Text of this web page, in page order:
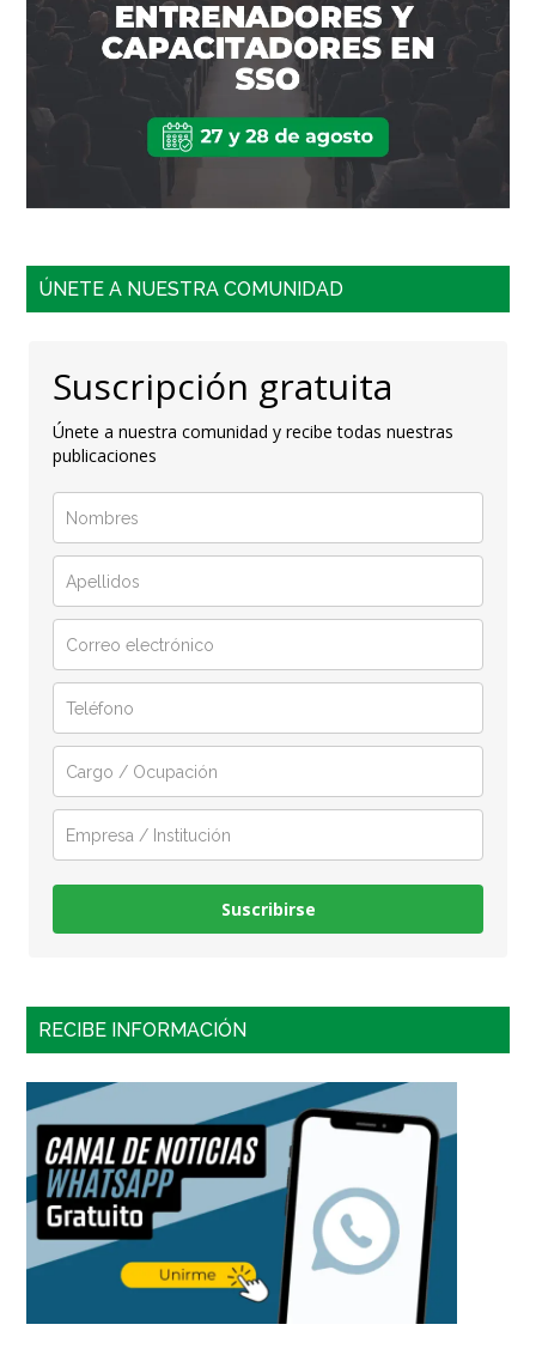
ÚNETE A NUESTRA COMUNIDAD
Suscripción gratuita
Únete a nuestra comunidad y recibe todas nuestras
publicaciones
Suscribirse
RECIBE INFORMACIÓN